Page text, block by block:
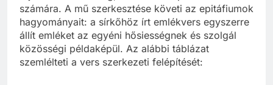
számára. A mű szerkesztése követi az epitáfiumok
hagyományait: a sírkőhöz írt emlékvers egyszerre
állít emléket az egyéni hősiességnek és szolgál
közösségi példaképül. Az alábbi táblázat
szemlélteti a vers szerkezeti felépítését: